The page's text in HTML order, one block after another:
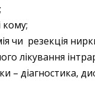
кому;
чи резекція
лікування
– діагностика,